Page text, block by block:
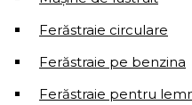
Ferăstraie circulare
Ferăstraie pe benzina
Ferăstraie pentru